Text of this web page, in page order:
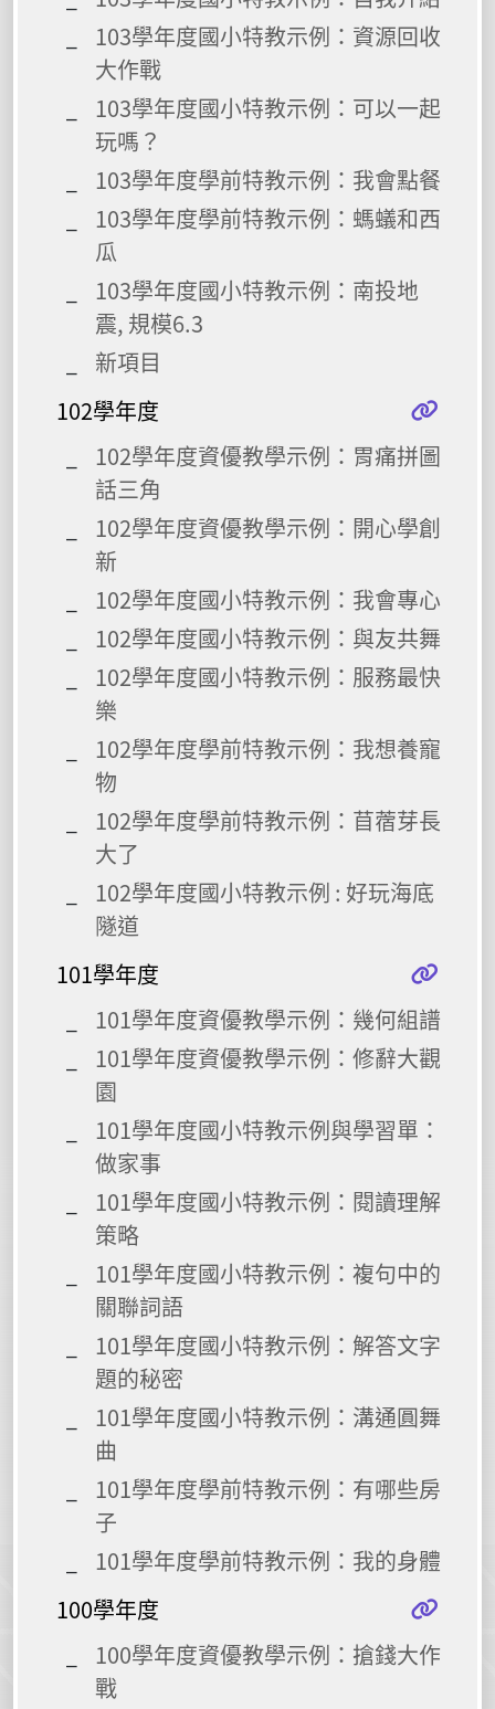
103學年度國小特教示例：資源回收
大作戰
103學年度國小特教示例：可以一起
玩嗎？
103學年度學前特教示例：我會點餐
103學年度學前特教示例：螞蟻和西
瓜
103學年度國小特教示例：南投地
震, 規模6.3
新項目
102學年度
102學年度資優教學示例：胃痛拼圖
話三角
102學年度資優教學示例：開心學創
新
102學年度國小特教示例：我會專心
102學年度國小特教示例：與友共舞
102學年度國小特教示例：服務最快
樂
102學年度學前特教示例：我想養寵
物
102學年度學前特教示例：苜蓿芽長
大了
102學年度國小特教示例 : 好玩海底
隧道
101學年度
101學年度資優教學示例：幾何組譜
101學年度資優教學示例：修辭大觀
園
101學年度國小特教示例與學習單：
做家事
101學年度國小特教示例：閱讀理解
策略
101學年度國小特教示例：複句中的
關聯詞語
101學年度國小特教示例：解答文字
題的秘密
101學年度國小特教示例：溝通圓舞
曲
101學年度學前特教示例：有哪些房
子
101學年度學前特教示例：我的身體
100學年度
100學年度資優教學示例：搶錢大作
戰